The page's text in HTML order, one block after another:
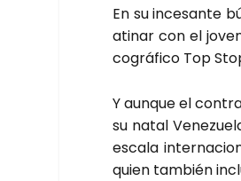
En su ince­san­te
ati­nar con el
co­grá­fi­co Top
Y aun­que el
su natal
esca­la
quien tam­bién